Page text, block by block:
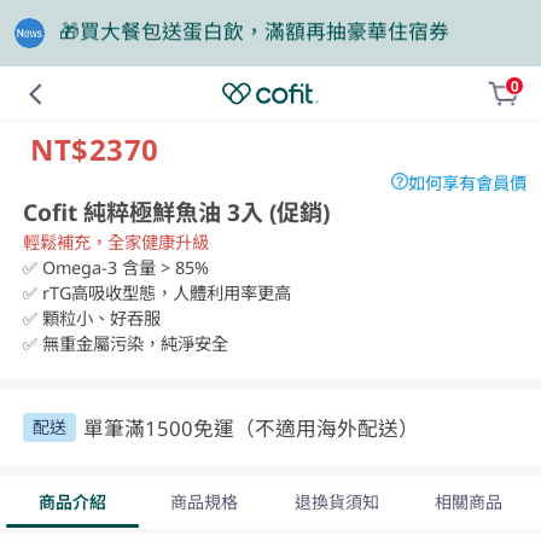
❤️老爸我來守護，專區商品任2件88折
0
NT$2370
如何享有會員價
Cofit 純粹極鮮魚油 3入 (促銷)
輕鬆補充，全家健康升級
✅ Omega-3 含量 > 85%
✅ rTG高吸收型態，人體利用率更高
✅ 顆粒小、好吞服
✅ 無重金屬污染，純淨安全
配送 單筆滿1500免運（不適用海外配送）
商品介紹 商品規格 退換貨須知 相關商品